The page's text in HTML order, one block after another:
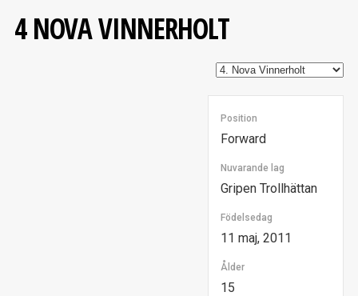
4NOVA VINNERHOLT
Position
Forward
Nuvarande lag
Gripen Trollhättan
Födelsedag
11 maj, 2011
Ålder
15